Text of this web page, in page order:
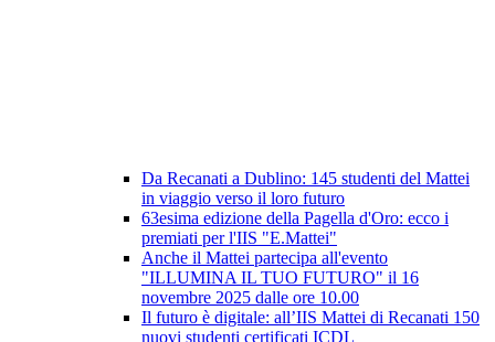
Da Recanati a Dublino: 145 studenti del Mattei
in viaggio verso il loro futuro
63esima edizione della Pagella d'Oro: ecco i
premiati per l'IIS "E.Mattei"
Anche il Mattei partecipa all'evento
"ILLUMINA IL TUO FUTURO" il 16
novembre 2025 dalle ore 10.00
Il futuro è digitale: all’IIS Mattei di Recanati 150
nuovi studenti certificati ICDL